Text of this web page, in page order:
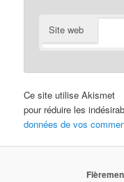
Site web
Ce site utilise Akismet
pour réduire les
données de vos